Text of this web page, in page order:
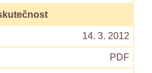
14. 3. 2012
PDF